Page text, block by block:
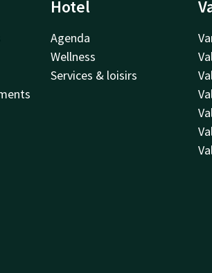
Hotel
Agenda
Wellness
Services & loisirs